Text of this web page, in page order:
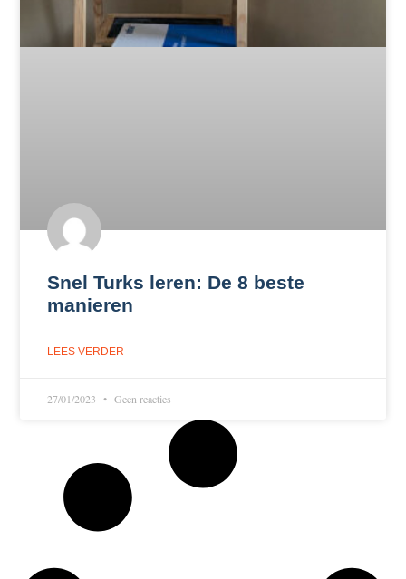
Snel Turks leren: De 8 beste
manieren
LEES VERDER
27/01/2023 Geen reacties